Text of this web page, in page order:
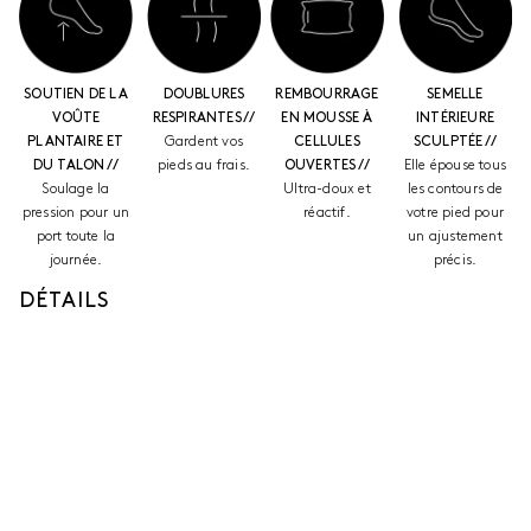
SOUTIEN DE LA
VOÛTE
PLANTAIRE ET
DU TALON //
Soulage la
pression pour un
port toute la
journée.
DOUBLURES
RESPIRANTES //
Gardent vos
pieds au frais.
REMBOURRAGE
EN MOUSSE À
CELLULES
OUVERTES //
Ultra-doux et
réactif.
SEMELLE
INTÉRIEURE
SCULPTÉE //
Elle épouse tous
les contours de
votre pied pour
un ajustement
précis.
DÉTAILS